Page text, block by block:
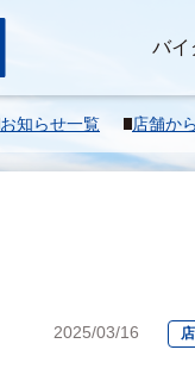
バイ
お知らせ一覧 店舗か
2025/03/16